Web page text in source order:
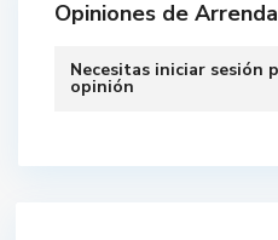
Opiniones de
Necesitas iniciar sesión
opinión